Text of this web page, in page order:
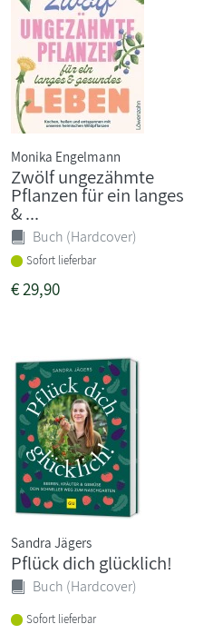
Monika Engelmann
Zwölf ungezähmte
Pflanzen für ein langes
& ...
Buch (Hardcover)
Sofort lieferbar
€29,90
Sandra Jägers
Pflück dich glücklich!
Buch (Hardcover)
Sofort lieferbar